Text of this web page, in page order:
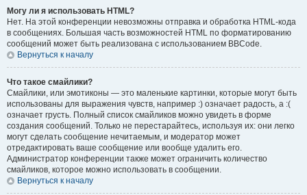
Могу ли я использовать HTML?
Нет. На этой конференции невозможны отправка и обработка HTML-кода
в сообщениях. Большая часть возможностей HTML по форматированию
сообщений может быть реализована с использованием BBCode.
Вернуться к началу
Что такое смайлики?
Смайлики, или эмотиконы — это маленькие картинки, которые могут быть
использованы для выражения чувств, например :) означает радость, а :(
означает грусть. Полный список смайликов можно увидеть в форме
создания сообщений. Только не перестарайтесь, используя их: они легко
могут сделать сообщение нечитаемым, и модератор может
отредактировать ваше сообщение или вообще удалить его.
Администратор конференции также может ограничить количество
смайликов, которое можно использовать в сообщении.
Вернуться к началу